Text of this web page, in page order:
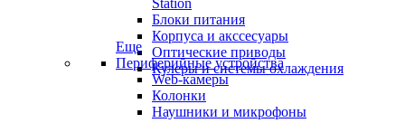
Station
Блоки питания
Корпуса и акссесуары
Оптические приводы
Кулеры и системы охлаждения
Еще
Периферийные устройства
Web-камеры
Колонки
Наушники и микрофоны